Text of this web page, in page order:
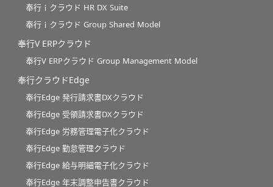
奉行ｉクラウド HR DX Suite
奉行ｉクラウド Group Shared Model
奉行V ERPクラウド
奉行V ERPクラウド Group Management Model
奉行クラウドEdge
奉行Edge 発行請求書DXクラウド
奉行Edge 受領請求書DXクラウド
奉行Edge 労務管理電子化クラウド
奉行Edge 勤怠管理クラウド
奉行Edge 給与明細電子化クラウド
奉行Edge 年末調整申告書クラウド